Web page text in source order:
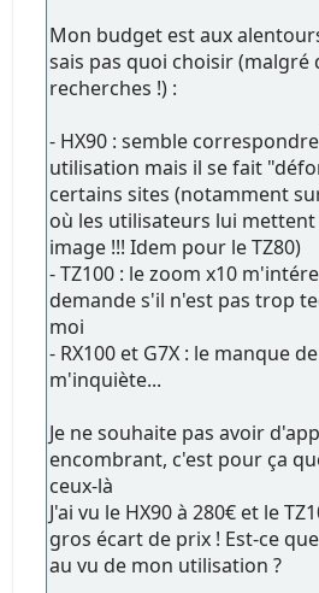
Mon budget est aux
sais pas quoi choisir (malgré
recherches !) :
- HX90 : semble
utilisation mais il se fait
certains sites (notamment
où les utilisateurs lui
image !!! Idem pour le TZ80)
- TZ100 : le zoom x10
demande s'il n'est pas trop
moi
- RX100 et G7X : le manque
m'inquiète...
Je ne souhaite pas avoir
encombrant, c'est pour ça
ceux-là
J'ai vu le HX90 à 280€ et le
gros écart de prix ! Est-ce
au vu de mon utilisation ?